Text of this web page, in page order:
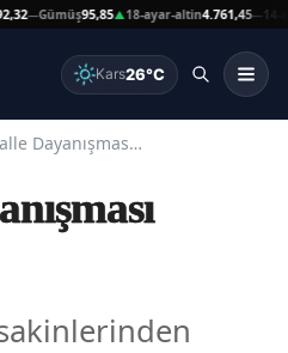
—Gümüş95,85▲18-ayar-altin4.761,45—14-
Kars26°C
Mahalle Dayanışması Örnek Oldu